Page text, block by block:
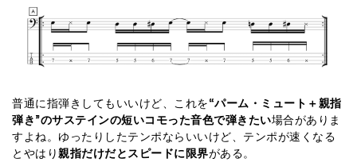
普通に指弾きしてもいいけど、これを“パーム・ミュート＋親指
弾き”のサステインの短いコモった音色で弾きたい場合がありま
すよね。ゆったりしたテンポならいいけど、テンポが速くなる
とやはり親指だけだとスピードに限界がある。